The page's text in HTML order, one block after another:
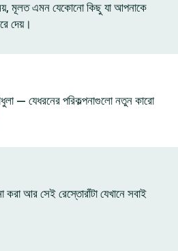
মূলত এমন যেকোনো কিছু যা আপনাকে
দেয়।
— যেধরনের পরিকল্পনাগুলো নতুন কারো
করা আর সেই রেস্তোরাঁটা যেখানে সবাই